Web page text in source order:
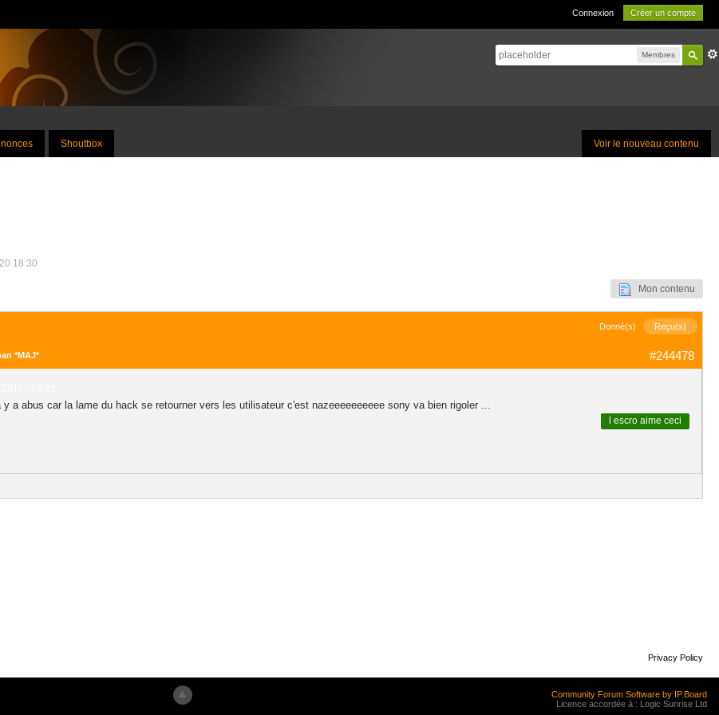
Connexion Créer un compte
Membres
Voir le nouveau contenu
Shoutbox
18:30
Mon contenu
Donné(s) Reçu(s)
#244478
*MAJ*
a abus car la lame du hack se retourner vers les utilisateur c'est nazeeeeeeeeee sony va bien rigoler ...
l escro aime ceci
Privacy Policy
Community Forum Software by IP.Board
Licence accordée à : Logic Sunrise Ltd